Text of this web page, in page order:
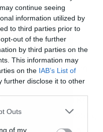
continue seeing
information utilized by
to third parties prior to
out of the further
by third parties on the
This information may
on the IAB’s List of
further disclose it to other
Outs
of my
ανέφερε:
ολοένα και
και την
είναι, λοιπόν, να
να συκοφαντηθεί.
τοξικότητα σε όσους